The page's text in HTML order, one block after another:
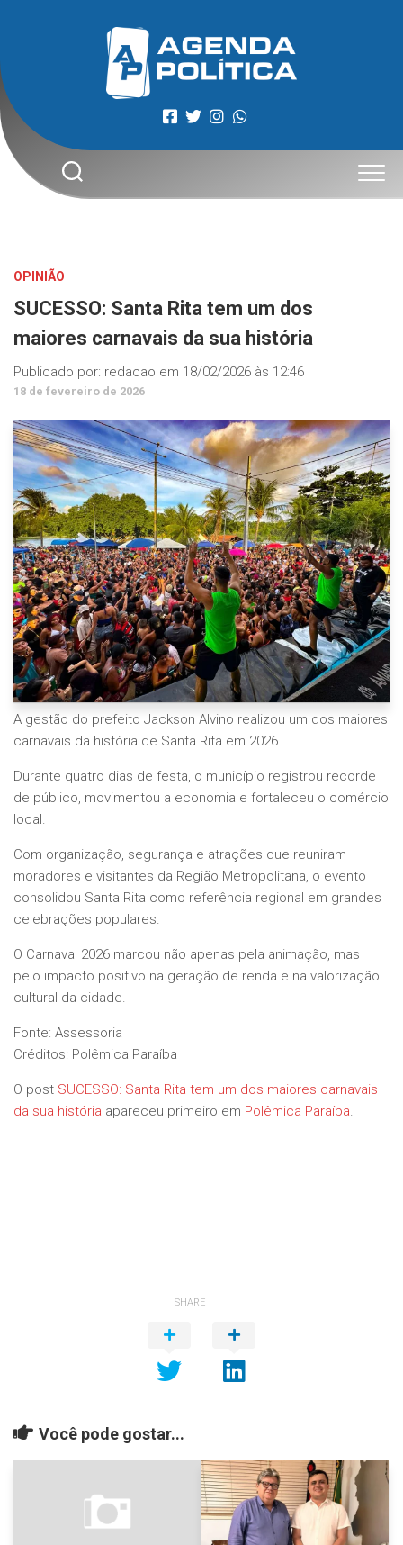
OPINIÃO
SUCESSO: Santa Rita tem um dos
maiores carnavais da sua história
Publicado por: redacao em 18/02/2026 às 12:46
18 de fevereiro de 2026
A gestão do prefeito Jackson Alvino realizou um dos maiores
carnavais da história de Santa Rita em 2026.
Durante quatro dias de festa, o município registrou recorde
de público, movimentou a economia e fortaleceu o comércio
local.
Com organização, segurança e atrações que reuniram
moradores e visitantes da Região Metropolitana, o evento
consolidou Santa Rita como referência regional em grandes
celebrações populares.
O Carnaval 2026 marcou não apenas pela animação, mas
pelo impacto positivo na geração de renda e na valorização
cultural da cidade.
Fonte: Assessoria
Créditos: Polêmica Paraíba
O post SUCESSO: Santa Rita tem um dos maiores carnavais
da sua história apareceu primeiro em Polêmica Paraíba
SHARE
Você pode gostar...